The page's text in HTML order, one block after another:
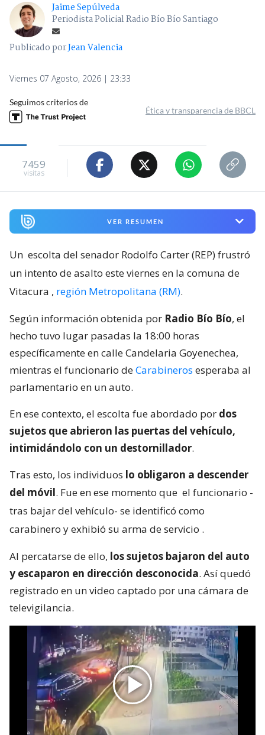
Jaime Sepúlveda
Periodista Policial Radio Bío Bío Santiago
Publicado porJean Valencia
Viernes 07 Agosto, 2026 | 23:33
Seguimos criterios de
Ética y transparencia de BBCL
7459
visitas
VER RESUMEN
Un escolta del senador Rodolfo Carter (REP) frustró
un intento de asalto este viernes en la comuna de
Vitacura , región Metropolitana (RM).
Según información obtenida por Radio Bío Bío, el
hecho tuvo lugar pasadas la 18:00 horas
específicamente en calle Candelaria Goyenechea,
mientras el funcionario deCarabineros esperaba al
parlamentario en un auto.
En ese contexto, el escolta fue abordado por dos
sujetos que abrieron las puertas del vehículo,
intimidándolo con un destornillador.
Tras esto, los individuos lo obligaron a descender
del móvil. Fue en ese momento que el funcionario -
tras bajar del vehículo- se identificó como
carabinero y exhibió su arma de servicio .
Al percatarse de ello, los sujetos bajaron del auto
y escaparon en dirección desconocida. Así quedó
registrado en un video captado por una cámara de
televigilancia.